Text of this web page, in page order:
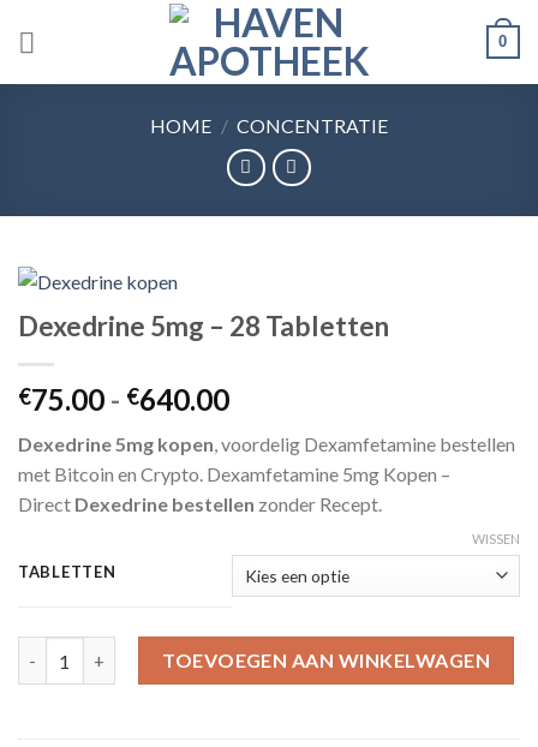
0
HOME / CONCENTRATIE
Dexedrine 5mg – 28 Tabletten
€75.00 - €640.00Prijsklasse:
tot
€640.00
Dexedrine 5mg kopen, voordelig Dexamfetamine bestellen
met Bitcoin en Crypto. Dexamfetamine 5mg Kopen –
Direct Dexedrine bestellen zonder Recept.
TABLETTEN
WISSEN
TOEVOEGEN AAN WINKELWAGEN